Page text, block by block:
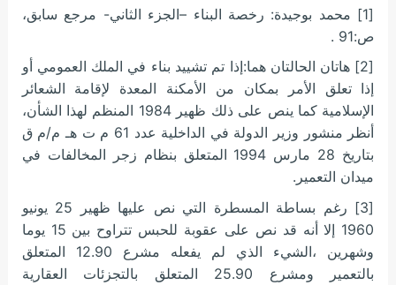
[1] محمد بوجيدة: رخصة البناء –الجزء الثاني- مرجع سابق،
ص:91 .
[2] هاتان الحالتان هما:إذا تم تشييد بناء في الملك العمومي أو
إذا تعلق الأمر بمكان من الأمكنة المعدة لإقامة الشعائر
الإسلامية كما ينص على ذلك ظهير 1984 المنظم لهذا الشأن،
أنظر منشور وزير الدولة في الداخلية عدد 61 م ت هـ م/م ق
بتاريخ 28 مارس 1994 المتعلق بنظام زجر المخالفات في
ميدان التعمير.
[3] رغم بساطة المسطرة التي نص عليها ظهير 25 يونيو
1960 إلا أنه قد نص على عقوبة للحبس تتراوح بين 15 يوما
وشهرين ،الشيء الذي لم يفعله مشرع 12.90 المتعلق
بالتعمير ومشرع 25.90 المتعلق بالتجزئات العقارية